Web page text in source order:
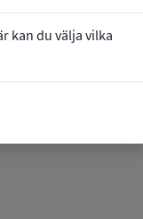
kan du välja vilka